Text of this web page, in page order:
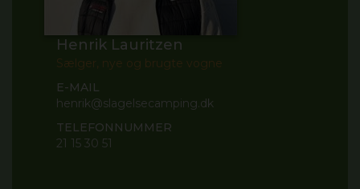
Henrik Lauritzen
Sælger, nye og brugte vogne
E-MAIL
henrik@slagelsecamping.dk
TELEFONNUMMER
21 15 30 51